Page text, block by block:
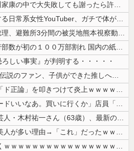
織田信長、豊臣秀吉、徳川家康の中で大失敗しても謝ったら許してくれそうな...
【恐怖】酒とタバコを愛する日常系女性YouTuber、ガチで体が終わる...
【悲報】共同通信「高市総理、避難所3分間の被災地熊本視察動画に批判！」...
「週刊少年ジャンプ」発行部数が初の１００万部割れ 国内の紙雑誌で「１０...
ろしい事実』が判明する・・・・・
【朗報】檜山沙耶(おさや)伝説のファン、子供ができた推しへの正直な気持...
【悲報】 有吉、一般人に「ド正論」を叩きつけて炎上ｗｗｗｗｗｗｗｗ
【画像】 ワイ「アルファードいいなあ。買いに行くか」店員「ほいっ見積も...
【画像】 「キム兄」こと芸人・木村祐一さん（63歳）、最新の松本人志さ...
【凄すぎる】 力士の嫁に美人が多い理由→「これ」だったｗｗｗｗｗｗｗ
【悲報】 楽天、ガチで逝くｗｗｗｗｗｗｗｗｗｗｗｗｗｗｗｗｗｗｗｗ